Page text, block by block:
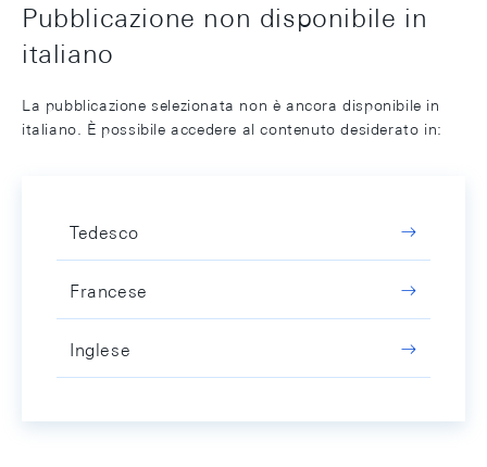
Pubblicazione non disponibile in
italiano
La pubblicazione selezionata non è ancora disponibile in
italiano. È possibile accedere al contenuto desiderato in:
Tedesco
Francese
Inglese